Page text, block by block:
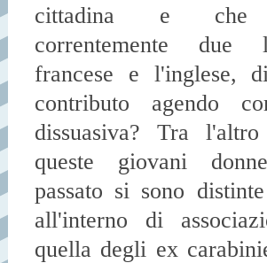
cittadina e che
correntemente
francese e l'inglese,
contributo agendo
dissuasiva? Tra
queste giovani
passato si sono
all'interno di
quella degli ex